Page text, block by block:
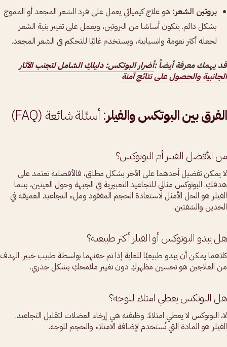
بروتين الشعر: هو علاج كيميائي يعمل على فرد الشعر المجعد أو المموج
بشكل دائم. يتكون أساسًا من البروتين، ويعمل على تغيير بنية الشعر
لجعله أكثر نعومة وانسيابية، ويستخدم غالبًا للتحكم في الشعر المجعد.
قد يهمك معرفة أيضاً :أضرار البوتكس: دليلكِ الشامل لتجنب الآثار
الجانبية والحصول على نتائج آمنة
الفرق بين البوتكس والفيلر: أسئلة شائعة (FAQ)
من الأفضل الفيلر أم البوتوكس؟
لا يمكن تفضيل أحدهما على الآخر بشكل مطلق، فالأفضلية تعتمد على
هدفكِ. البوتوكس مثالي للتجاعيد التعبيرية في الجبهة وحول العينين، بينما
الفيلر هو الحل الأمثل لاستعادة الحجم المفقود وملء التجاعيد العميقة في
الخدين والشفتين.
هل يبدو البوتوكس أو الفيلر أكثر طبيعية؟
كلاهما يمكن أن يبدو طبيعيًا للغاية إذا تم حقنهما بواسطة طبيب خبير. الهدف
من العلاجين هو تحسين مظهركِ دون تغيير ملامحكِ بشكل جذري.
هل البوتكس يعطي امتلاء للوجه؟
لا، البوتوكس لا يعطي امتلاءً. وظيفته هي إرخاء العضلات لتقليل التجاعيد.
الفيلر هو المادة التي تُستخدم لإضافة الامتلاء والحجم للوجه.